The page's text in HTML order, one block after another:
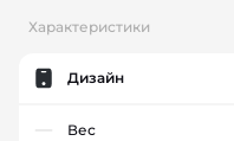
Характеристики
Дизайн
Вес